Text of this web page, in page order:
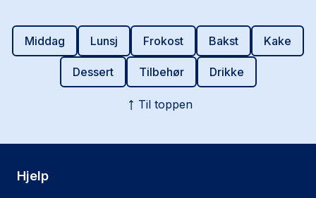
Middag Lunsj Frokost Bakst Kake
Dessert Tilbehør Drikke
Til toppen
Hjelp